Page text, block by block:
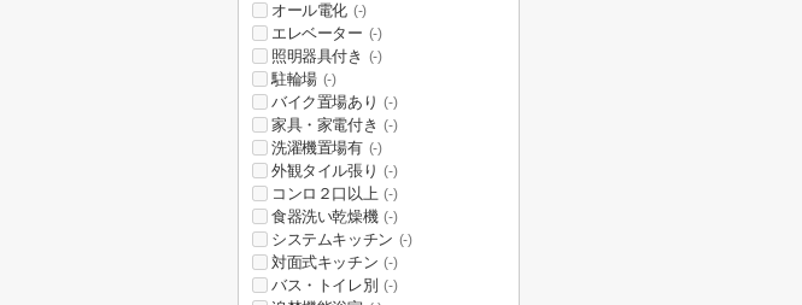
オール電化 (-)
エレベーター (-)
照明器具付き (-)
駐輪場 (-)
バイク置場あり (-)
家具・家電付き (-)
洗濯機置場有 (-)
外観タイル張り (-)
コンロ２口以上 (-)
食器洗い乾燥機 (-)
システムキッチン (-)
対面式キッチン (-)
バス・トイレ別 (-)